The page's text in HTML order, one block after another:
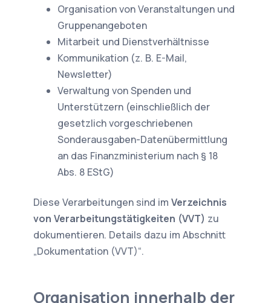
Organisation von Veranstaltungen und
Gruppenangeboten
Mitarbeit und Dienstverhältnisse
Kommunikation (z. B. E-Mail,
Newsletter)
Verwaltung von Spenden und
Unterstützern (einschließlich der
gesetzlich vorgeschriebenen
Sonderausgaben-Datenübermittlung
an das Finanzministerium nach § 18
Abs. 8 EStG)
Diese Verarbeitungen sind im Verzeichnis
von Verarbeitungstätigkeiten (VVT) zu
dokumentieren. Details dazu im Abschnitt
„Dokumentation (VVT)“.
Organisation innerhalb der